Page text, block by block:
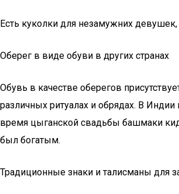
Есть куколки для незамужних
Оберег в виде обуви в других странах
Обувь в качестве оберегов
различных ритуалах и обрядах. В
время цыганской свадьбы башмаки
был богатым.
Традиционные знаки и талисманы для